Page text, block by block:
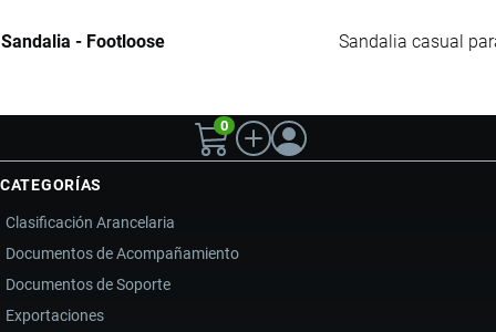
Sandalia - Footloose Sandalia casual
0
CATEGORÍAS
Clasificación Arancelaria
Documentos de Acompañamiento
Documentos de Soporte
Exportaciones